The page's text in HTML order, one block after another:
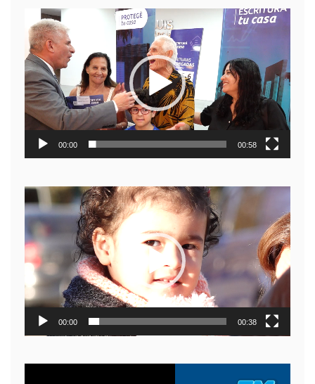
Reproductor
de
video
00:00 00:58
Reproductor
de
video
00:00 00:38